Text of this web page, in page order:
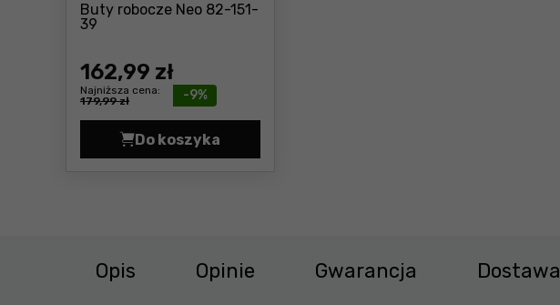
Buty robocze Neo 82-151-
39
162,99 zł
Najniższa cena:
179,99 zł
-9%
Do koszyka
Buty robocze Neo 82-151-39 Cena 162,99 zł
Opis Opinie Gwarancja Dostawa